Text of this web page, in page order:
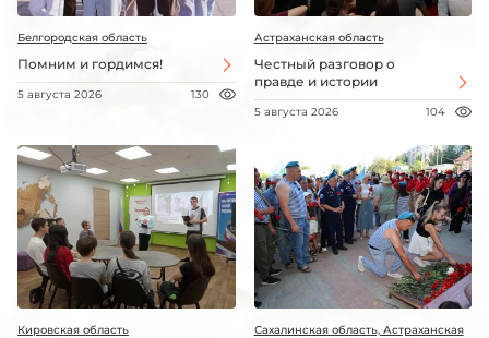
Белгородская область
Помним и гордимся!
5 августа 2026 130
Астраханская область
Честный разговор о
правде и истории
5 августа 2026 104
Кировская область
Сахалинская область, Астраханская